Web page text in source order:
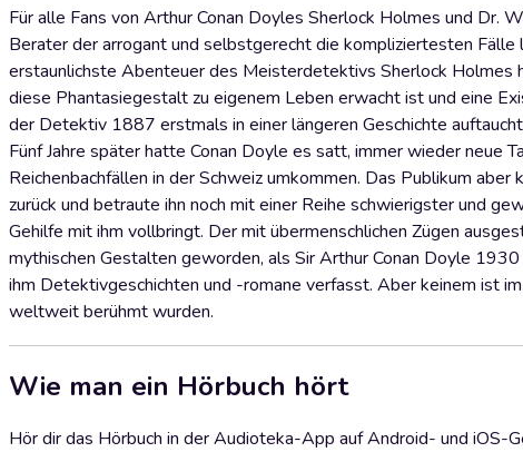
Für alle Fans von Arthur Conan Doyles Sherlock Holmes und Dr.
Berater der arrogant und selbstgerecht die kompliziertesten
erstaunlichste Abenteuer des Meisterdetektivs Sherlock Holmes
diese Phantasiegestalt zu eigenem Leben erwacht ist und eine
der Detektiv 1887 erstmals in einer längeren Geschichte
Fünf Jahre später hatte Conan Doyle es satt, immer wieder neue
Reichenbachfällen in der Schweiz umkommen. Das Publikum
zurück und betraute ihn noch mit einer Reihe schwierigster und
Gehilfe mit ihm vollbringt. Der mit übermenschlichen Zügen
mythischen Gestalten geworden, als Sir Arthur Conan Doyle
ihm Detektivgeschichten und -romane verfasst. Aber keinem ist
weltweit berühmt wurden.
Wie man ein Hörbuch hört
Hör dir das Hörbuch in der Audioteka-App auf Android- und iOS-